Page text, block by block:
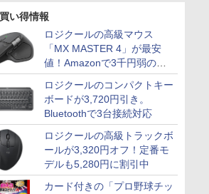
い得情報
ロジクールの高級マウス
「MX MASTER 4」が最安
値！Amazonで3千円弱の割
引
ロジクールのコンパクトキー
ボードが3,720円引き。
Bluetoothで3台接続対応
ロジクールの高級トラックボ
ールが3,320円オフ！定番モ
デルも5,280円に割引中
カード付きの「プロ野球チッ